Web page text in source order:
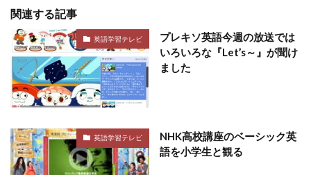
関連する記事
英語学習テレビ
プレキソ英語今週の放送では
いろいろな『Let’s～』が聞け
ました
英語学習テレビ
NHK高校講座のベーシック英
語を小学生と観る